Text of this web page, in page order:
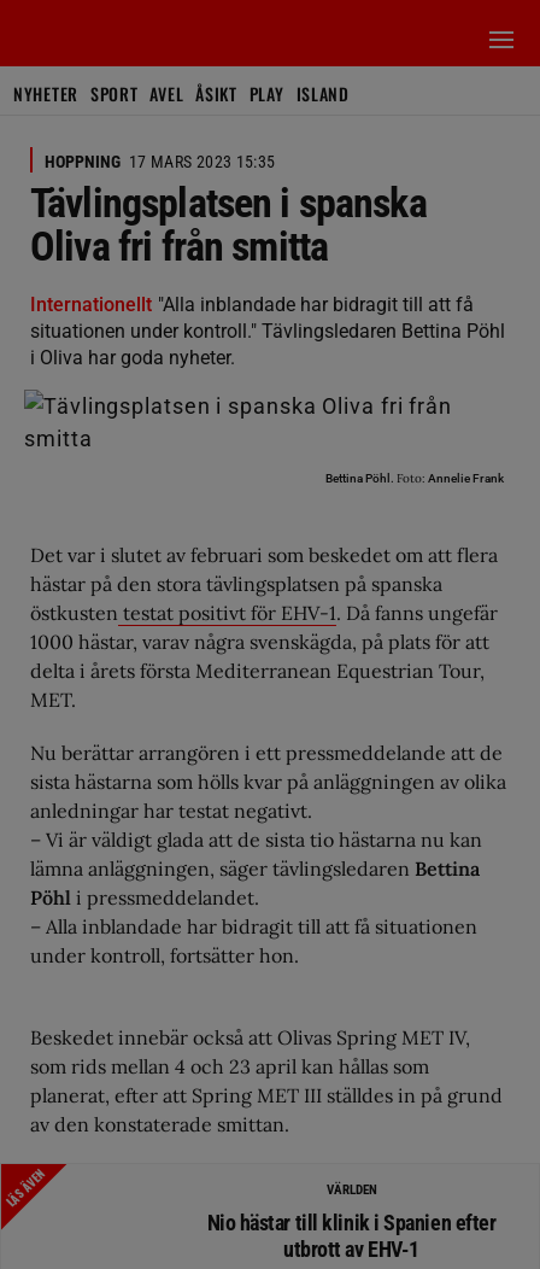
NYHETER SPORT AVEL ÅSIKT PLAY ISLAND
HOPPNING 17 MARS 2023 15:35
Tävlingsplatsen i spanska
Oliva fri från smitta
Internationellt "Alla inblandade har bidragit till att få
situationen under kontroll." Tävlingsledaren Bettina Pöhl
i Oliva har goda nyheter.
Bettina Pöhl. Foto: Annelie Frank
Det var i slutet av februari som beskedet om att flera
hästar på den stora tävlingsplatsen på spanska
östkusten testat positivt för EHV-1. Då fanns ungefär
1000 hästar, varav några svenskägda, på plats för att
delta i årets första Mediterranean Equestrian Tour,
MET.
Nu berättar arrangören i ett pressmeddelande att de
sista hästarna som hölls kvar på anläggningen av olika
anledningar har testat negativt.
– Vi är väldigt glada att de sista tio hästarna nu kan
lämna anläggningen, säger tävlingsledaren Bettina
Pöhl i pressmeddelandet.
– Alla inblandade har bidragit till att få situationen
under kontroll, fortsätter hon.
Beskedet innebär också att Olivas Spring MET IV,
som rids mellan 4 och 23 april kan hållas som
planerat, efter att Spring MET III ställdes in på grund
av den konstaterade smittan.
LÄS ÄVEN VÄRLDEN
Nio hästar till klinik i Spanien efter
utbrott av EHV-1